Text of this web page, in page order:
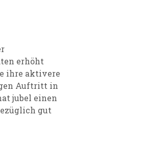
erhöht
ihre aktivere
Auftritt in
jubel einen
gut